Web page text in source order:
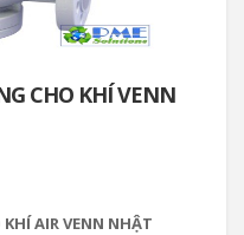
CHO KHÍ VENN
AIR VENN NHẬT